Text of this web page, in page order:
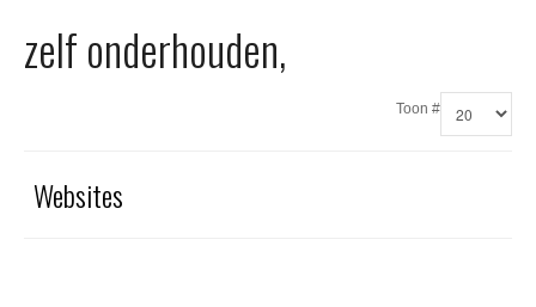
Domeinnaam registreren
zelf onderhouden,
Toon #
Websites